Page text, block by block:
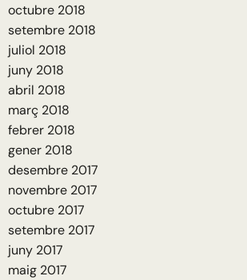
octubre 2018
setembre 2018
juliol 2018
juny 2018
abril 2018
març 2018
febrer 2018
gener 2018
desembre 2017
novembre 2017
octubre 2017
setembre 2017
juny 2017
maig 2017